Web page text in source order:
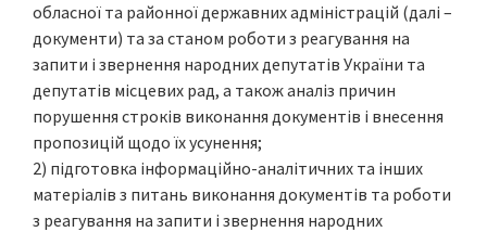
обласної та районної державних адміністрацій (далі –
документи) та за станом роботи з реагування на
запити і звернення народних депутатів України та
депутатів місцевих рад, а також аналіз причин
порушення строків виконання документів і внесення
пропозицій щодо їх усунення;
2) підготовка інформаційно-аналітичних та інших
матеріалів з питань виконання документів та роботи
з реагування на запити і звернення народних